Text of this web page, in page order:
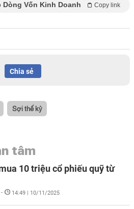
Dòng Vốn Kinh Doanh Copy link
Chia sẻ
Sợi thế kỷ
tâm
10 triệu cổ phiếu quỹ từ
- 14:49 | 10/11/2025